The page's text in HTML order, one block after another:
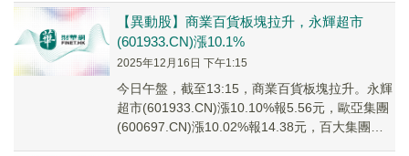
【異動股】商業百貨板塊拉升，永輝超市
(601933.CN)漲10.1%
2025年12月16日 下午1:15
今日午盤，截至13:15，商業百貨板塊拉升。永輝
超市(601933.CN)漲10.10%報5.56元，歐亞集團
(600697.CN)漲10.02%報14.38元，百大集團